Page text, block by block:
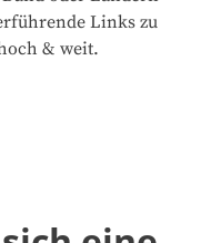
Links zu
& weit.